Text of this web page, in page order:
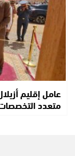
عامل إقليم
متعدد